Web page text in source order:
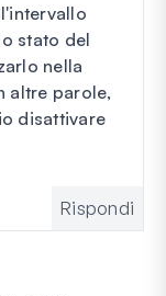
stato del
nella
altre parole,
disattivare
Rispondi